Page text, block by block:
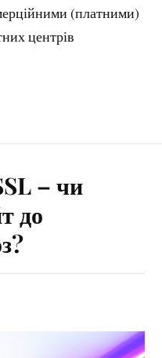
(платними)
центрів
– чи
до